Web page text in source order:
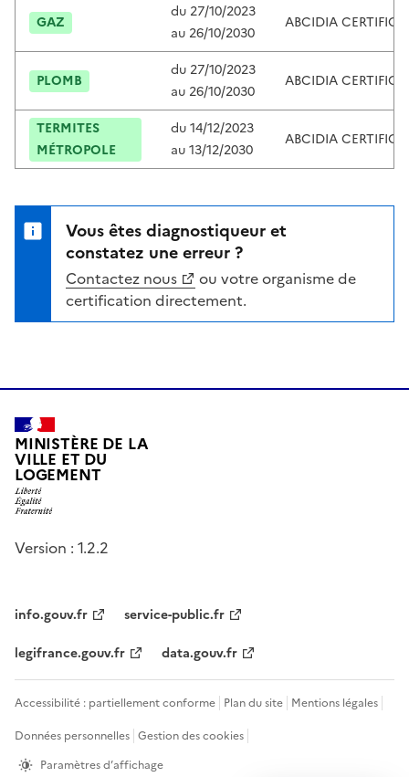
GAZ
du 27/10/2023
au 26/10/2030
ABCIDIA
PLOMB
du 27/10/2023
au 26/10/2030
ABCIDIA
TERMITES
MÉTROPOLE
du14/12/2023
au13/12/2030
ABCIDIA
Vous êtes diagnostiqueur et
constatez une erreur ?
Contactez nous
ou votre organisme de
certification directement.
MINISTÈRE DE LA
VILLE ET DU
LOGEMENT
Version : 1.2.2
info.gouv.fr
service-public.fr
legifrance.gouv.fr
data.gouv.fr
Accessibilité : partiellement conforme Plan du site Mentions légales
Données personnelles Gestion des cookies
Paramètres d’affichage